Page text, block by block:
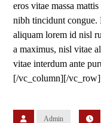
eros vitae massa
nibh tincidunt congue.
aliquam lorem id nisl
a maximus, nisl vitae
vitae interdum ante
[/vc_column][/vc_row]
Admin